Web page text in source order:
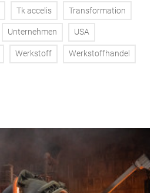
Tk accelis Transformation
Unternehmen USA
Werkstoff Werkstoffhandel